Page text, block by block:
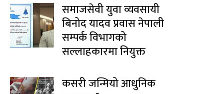
समाजसेवी युवा व्यवसायी
बिनोद यादव प्रवास नेपाली
सम्पर्क विभागको
सल्लाहकारमा नियुक्त
कसरी जन्मियो आधुनिक